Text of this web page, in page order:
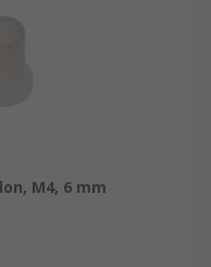
M4, 6 mm